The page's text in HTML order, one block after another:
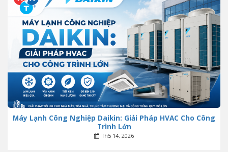
Máy Lạnh Công Nghiệp Daikin: Giải Pháp HVAC Cho Công
Trình Lớn
Th5 14, 2026